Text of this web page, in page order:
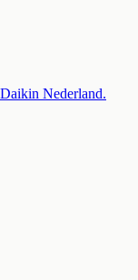
Nederland.